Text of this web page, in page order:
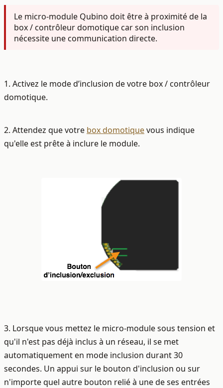
Le micro-module Qubino doit être à proximité de la
box / contrôleur domotique car son inclusion
nécessite une communication directe.
1. Activez le mode d’inclusion de votre box / contrôleur
domotique.
2. Attendez que votre box domotiquevous indique
qu'elle est prête à inclure le module.
3. Lorsque vous mettez le micro-module sous tension et
qu'il n'est pas déjà inclus à un réseau, il se met
automatiquement en mode inclusion durant 30
secondes. Un appui sur le bouton d'inclusion ou sur
n'importe quel autre bouton relié à une de ses entrées